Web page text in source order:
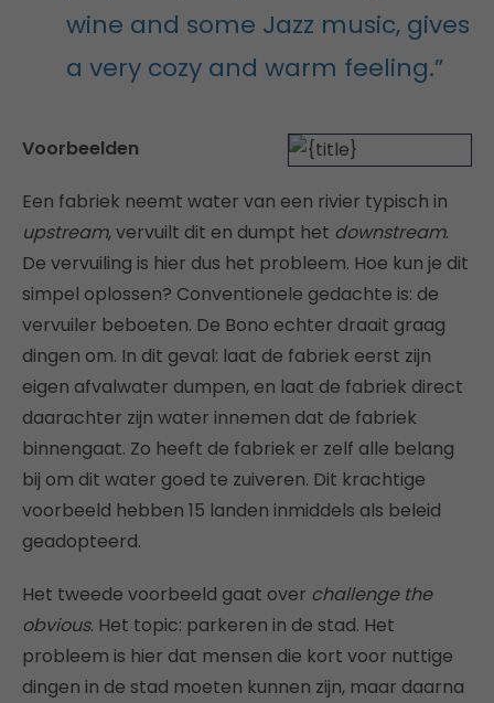
wine and some Jazz music, gives
a very cozy and warm feeling.”
Voorbeelden
Een fabriek neemt water van een rivier typisch in
upstream, vervuilt dit en dumpt het downstream.
De vervuiling is hier dus het probleem. Hoe kun je dit
simpel oplossen? Conventionele gedachte is: de
vervuiler beboeten. De Bono echter draait graag
dingen om. In dit geval: laat de fabriek eerst zijn
eigen afvalwater dumpen, en laat de fabriek direct
daarachter zijn water innemen dat de fabriek
binnengaat. Zo heeft de fabriek er zelf alle belang
bij om dit water goed te zuiveren. Dit krachtige
voorbeeld hebben 15 landen inmiddels als beleid
geadopteerd.
Het tweede voorbeeld gaat over challenge the
obvious. Het topic: parkeren in de stad. Het
probleem is hier dat mensen die kort voor nuttige
dingen in de stad moeten kunnen zijn, maar daarna